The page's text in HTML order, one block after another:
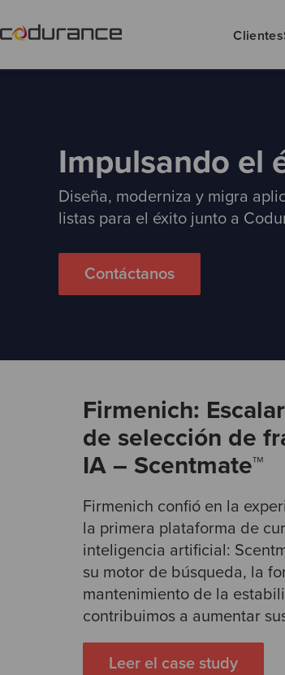
Clientes
Impulsando el
Diseña, moderniza y migra
listas para el éxito junto a
Contáctanos
Firmenich:
de selección de
IA – Scentmate™
Firmenich confió en la
la primera plataforma de
inteligencia artificial:
su motor de búsqueda, la
mantenimiento de la
contribuimos a aumentar
Leer el case study